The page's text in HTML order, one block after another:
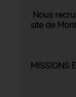
Nous
site de
MISSIONS